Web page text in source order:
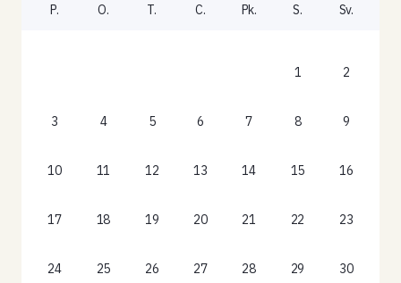
P. O. T. C. Pk. S. Sv.
1 2
3 4 5 6 7 8 9
10 11 12 13 14 15 16
17 18 19 20 21 22 23
24 25 26 27 28 29 30